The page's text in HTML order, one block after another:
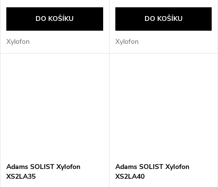
DO KOŠÍKU
Xylofon
DO KOŠÍKU
Xylofon
Adams SOLIST Xylofon
XS2LA35
Adams SOLIST Xylofon
XS2LA40